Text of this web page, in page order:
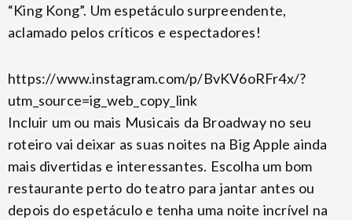
“King Kong”. Um espetáculo surpreendente,
aclamado pelos críticos e espectadores!
https://www.instagram.com/p/BvKV6oRFr4x/?
utm_source=ig_web_copy_link
Incluir um ou mais Musicais da Broadway no seu
roteiro vai deixar as suas noites na Big Apple ainda
mais divertidas e interessantes. Escolha um bom
restaurante perto do teatro para jantar antes ou
depois do espetáculo e tenha uma noite incrível na